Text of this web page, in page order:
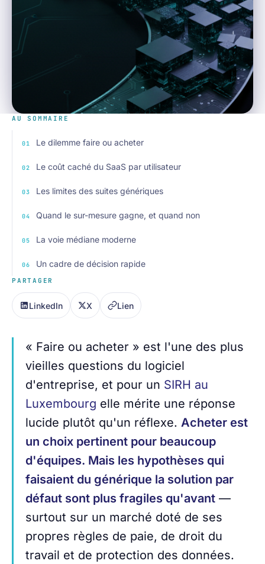
AU SOMMAIRE
Le dilemme faire ou acheter
Le coût caché du SaaS par utilisateur
Les limites des suites génériques
Quand le sur-mesure gagne, et quand non
La voie médiane moderne
Un cadre de décision rapide
PARTAGER
LinkedIn X Lien
« Faire ou acheter » est l'une des plus
vieilles questions du logiciel
d'entreprise, et pour un SIRH au
Luxembourg elle mérite une réponse
lucide plutôt qu'un réflexe. Acheter est
un choix pertinent pour beaucoup
d'équipes. Mais les hypothèses qui
faisaient du générique la solution par
défaut sont plus fragiles qu'avant —
surtout sur un marché doté de ses
propres règles de paie, de droit du
travail et de protection des données.